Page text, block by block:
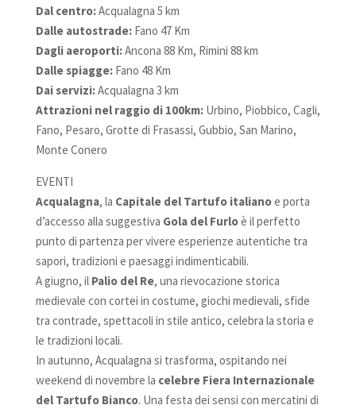
Dal centro:Acqualagna 5 km
Dalle autostrade:Fano 47 Km
Dagli aeroporti:Ancona 88 Km, Rimini 88 km
Dalle spiagge: Fano 48 Km
Dai servizi:Acqualagna 3 km
Attrazioni nel raggio di 100km:Urbino, Piobbico, Cagli,
Fano, Pesaro, Grotte di Frasassi, Gubbio, San Marino,
Monte Conero
EVENTI
Acqualagna, la Capitale del Tartufo italianoe porta
d’accesso alla suggestiva Gola del Furloè il perfetto
punto di partenza per vivere esperienze autentiche tra
sapori, tradizioni e paesaggi indimenticabili.
A giugno, il Palio del Re, una rievocazione storica
medievale con cortei in costume, giochi medievali, sfide
tra contrade, spettacoli in stile antico, celebra la storia e
le tradizioni locali.
In autunno, Acqualagna si trasforma, ospitando nei
weekend di novembre la celebre Fiera Internazionale
del Tartufo Bianco. Una festa dei sensi con mercatini di